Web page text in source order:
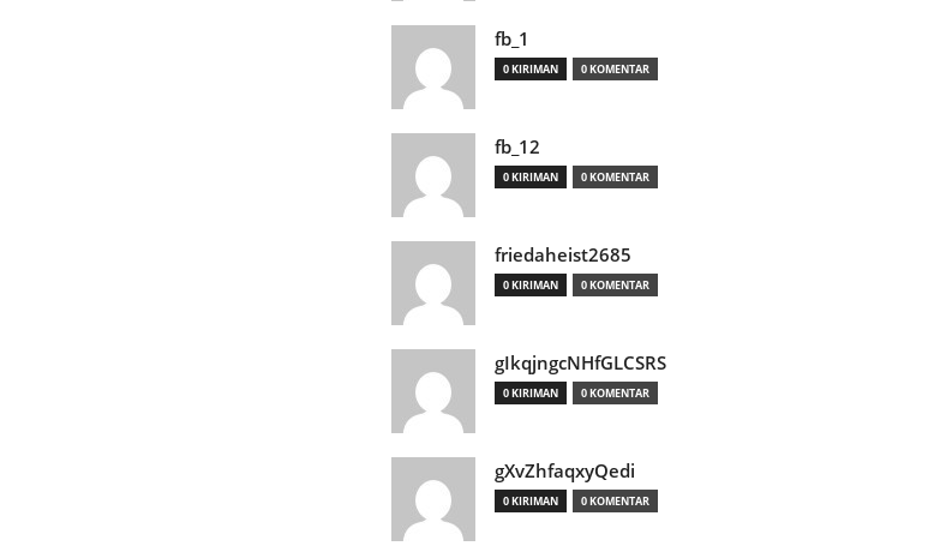
fb_1
0 KIRIMAN 0 KOMENTAR
fb_12
0 KIRIMAN 0 KOMENTAR
friedaheist2685
0 KIRIMAN 0 KOMENTAR
gIkqjngcNHfGLCSRS
0 KIRIMAN 0 KOMENTAR
gXvZhfaqxyQedi
0 KIRIMAN 0 KOMENTAR